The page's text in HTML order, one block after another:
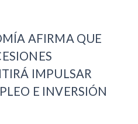
AFIRMA QUE
IMPULSAR
E INVERSIÓN